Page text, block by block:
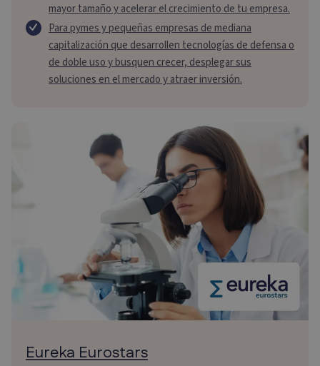
mayor tamaño y acelerar el crecimiento de tu empresa.
Para pymes y pequeñas empresas de mediana
capitalización que desarrollen tecnologías de defensa o
de doble uso y busquen crecer, desplegar sus
soluciones en el mercado y atraer inversión.
Eureka Eurostars